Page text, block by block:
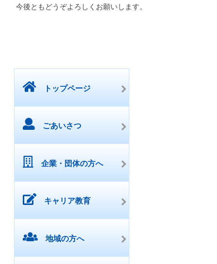
今後ともどうぞよろしくお願いします。
トップページ
ごあいさつ
企業・団体の方へ
キャリア教育
地域の方へ